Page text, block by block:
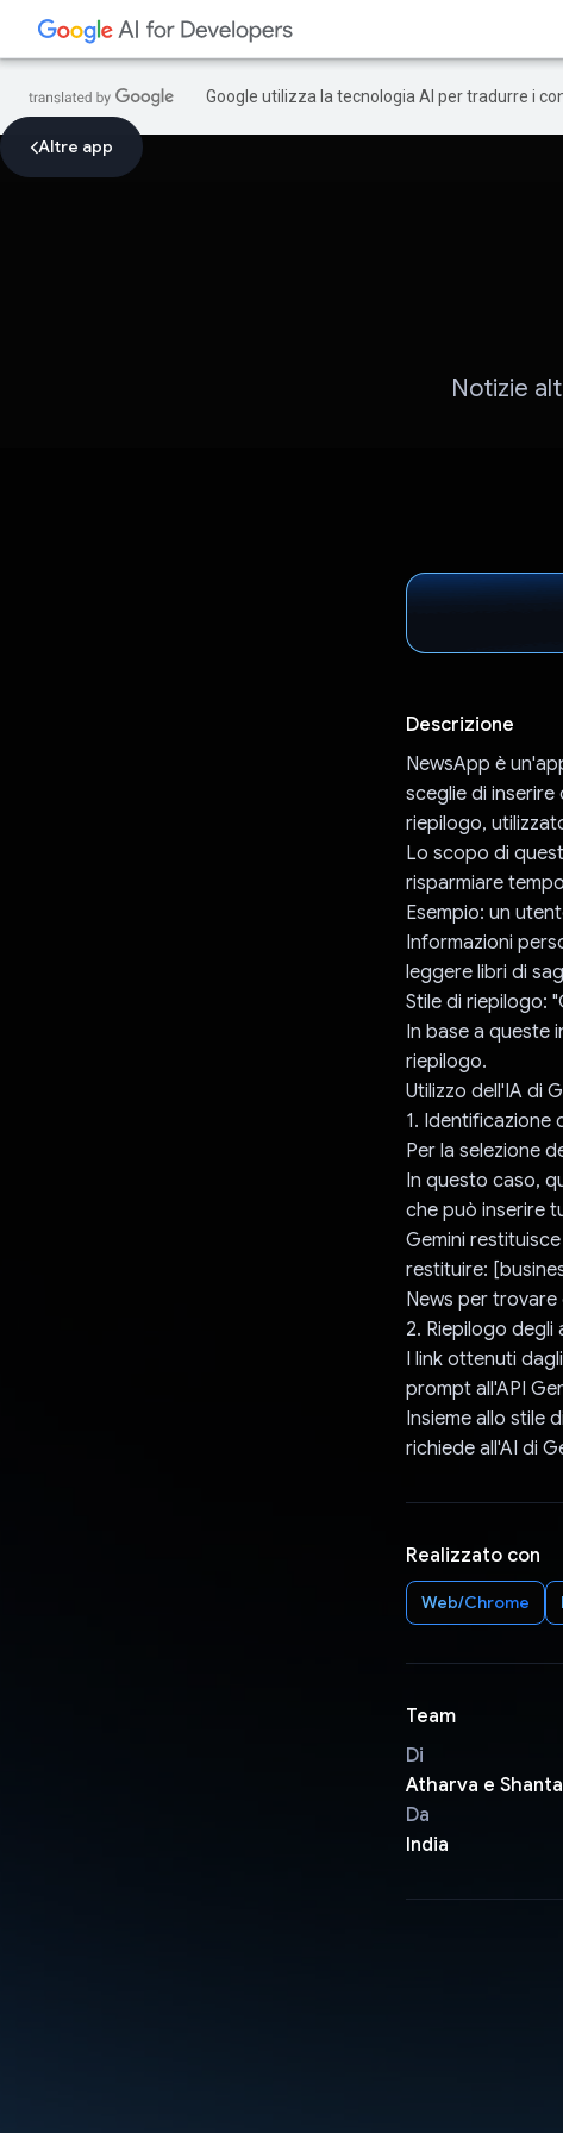
Google utilizza la tecnologia AI per tradurre i
Altre app
Notizie
Descrizione
NewsApp è
sceglie di inserire
riepilogo,
Lo scopo di
risparmiare
Esempio: un
Informazioni
leggere libri di
Stile di riepilogo:
In base a queste
riepilogo.
Utilizzo dell'IA di
1. Identificazione
Per la selezione
In questo caso,
che può inserire
Gemini
restituire:
News per trovare
2. Riepilogo degli
I link ottenuti
prompt all'API
Insieme allo stile
richiede all'AI di
Realizzato con
Web/Chrome
Team
Di
Atharva e
Da
India